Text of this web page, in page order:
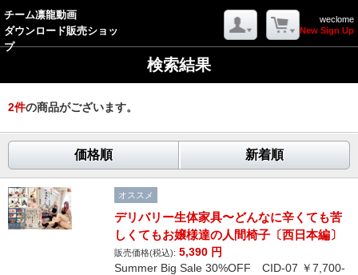
チーム凛龍動画
ダウンロード販売ショッ
プ
weclome
New Sign Up
検索結果
2件の商品がございます。
価格順 新着順
オススメ
デリバリー生体家具〜どんなに辛くても苦
しくてもお嬢様達の人間椅子〔西日本編〕
販売価格(税込): 5,390 円
Summer Big Sale 30%OFF CID-07 ￥7,700-